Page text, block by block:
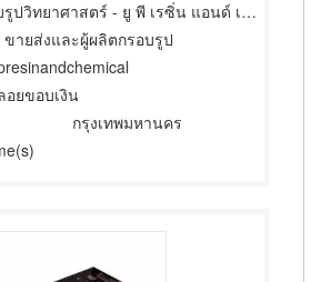
โรงงานผลิตกรอบรูปวิทยาศาสตร์ - ยู พี เรซิ่น แอนด์ เคมีคอล
ขายส่งและผู้ผลิตกรอบรูป
อยขอบเงิน
กรุงเทพมหานคร